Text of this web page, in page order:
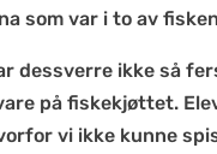
som var i to av
dessverre ikke så
på fiskekjøttet.
vi ikke kunne